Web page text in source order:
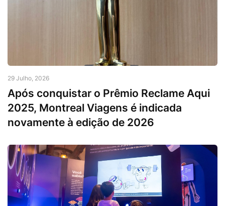
29 Julho, 2026
Após conquistar o Prêmio Reclame Aqui
2025, Montreal Viagens é indicada
novamente à edição de 2026